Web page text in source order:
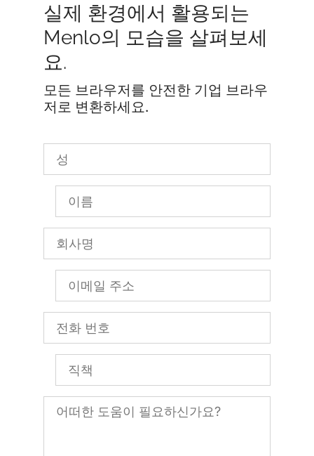
실제 환경에서 활용되는
Menlo의 모습을 살펴보세
요.
모든 브라우저를 안전한 기업 브라우
저로 변환하세요.